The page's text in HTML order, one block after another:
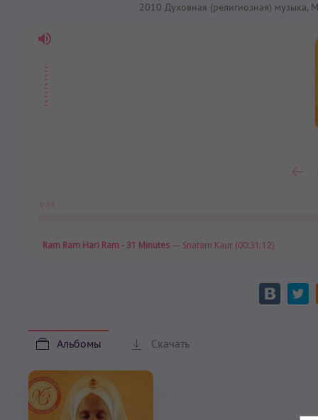
2010 Духовная (религиозная) музыка,
0:00
Ram Ram Hari Ram - 31 Minutes— Snatam Kaur (00:31:12)
Альбомы Скачать